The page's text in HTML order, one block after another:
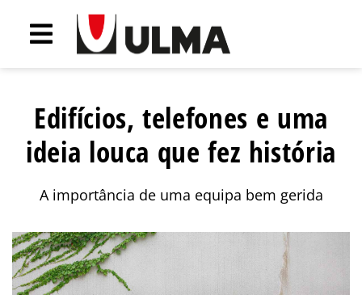
Edifícios, telefones e uma
ideia louca que fez história
A importância de uma equipa bem gerida